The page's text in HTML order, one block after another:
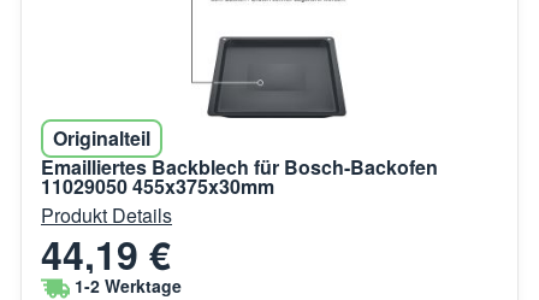
Originalteil
Emailliertes Backblech für Bosch-Backofen
11029050 455x375x30mm
Produkt Details
44,19 €
1-2 Werktage